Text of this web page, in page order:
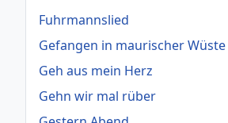
Fuhrmannslied
Gefangen in maurischer Wüste
Geh aus mein Herz
Gehn wir mal rüber